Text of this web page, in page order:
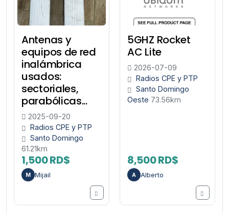
Antenas y
equipos de red
inalámbrica
usados:
sectoriales,
parabólicas...
2025-09-20
Radios CPE y PTP
Santo Domingo
61.21km
1,500 RD$
M Mijail
5GHZ Rocket
AC Lite
2026-07-09
Radios CPE y PTP
Santo Domingo
Oeste 73.56km
8,500 RD$
A Alberto